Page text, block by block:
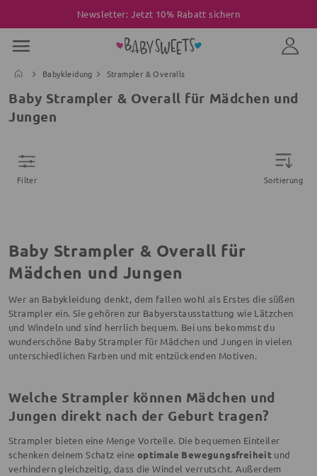
Newsletter: Jetzt 10% Rabatt sichern
Babykleidung Strampler & Overalls
Baby Strampler & Overall für Mädchen und
Jungen
Filter Sortierung
Baby Strampler & Overall für
Mädchen und Jungen
Wer an Babykleidung denkt, dem fallen wohl als Erstes die süßen
Strampler ein. Sie gehören zur Babyerstausstattung wie Lätzchen
und Windeln und sind herrlich bequem. Bei uns bekommst du
wunderschöne Baby Strampler für Mädchen und Jungen in vielen
unterschiedlichen Farben und mit entzückenden Motiven.
Welche Strampler können Mädchen und
Jungen direkt nach der Geburt tragen?
Strampler bieten eine Menge Vorteile. Die bequemen Einteiler
schenken deinem Schatz eine optimale Bewegungsfreiheit und
verhindern gleichzeitig, dass die Windel verrutscht. Außerdem